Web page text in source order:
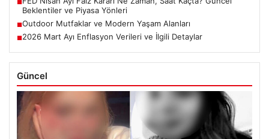
■
Beklentiler ve Piyasa Yönleri
■Outdoor Mutfaklar ve Modern Yaşam Alanları
■2026 Mart Ayı Enflasyon Verileri ve İlgili Detaylar
Güncel